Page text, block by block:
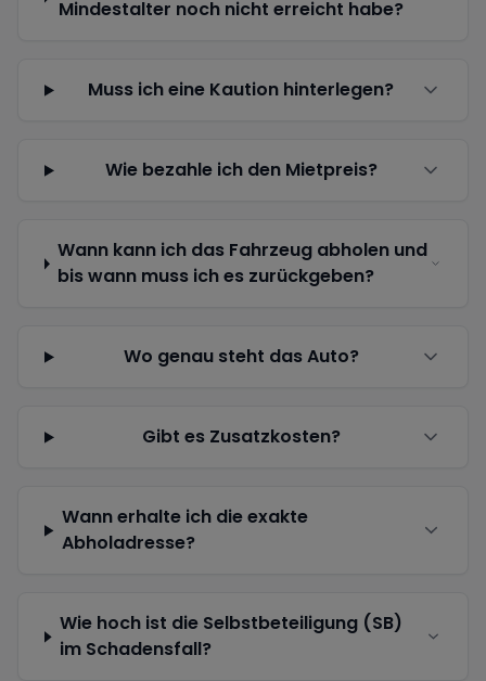
Mindestalter noch nicht erreicht habe?
Muss ich eine Kaution hinterlegen?
Wie bezahle ich den Mietpreis?
Wann kann ich das Fahrzeug abholen und
bis wann muss ich es zurückgeben?
Wo genau steht das Auto?
Gibt es Zusatzkosten?
Wann erhalte ich die exakte
Abholadresse?
Wie hoch ist die Selbstbeteiligung (SB)
im Schadensfall?